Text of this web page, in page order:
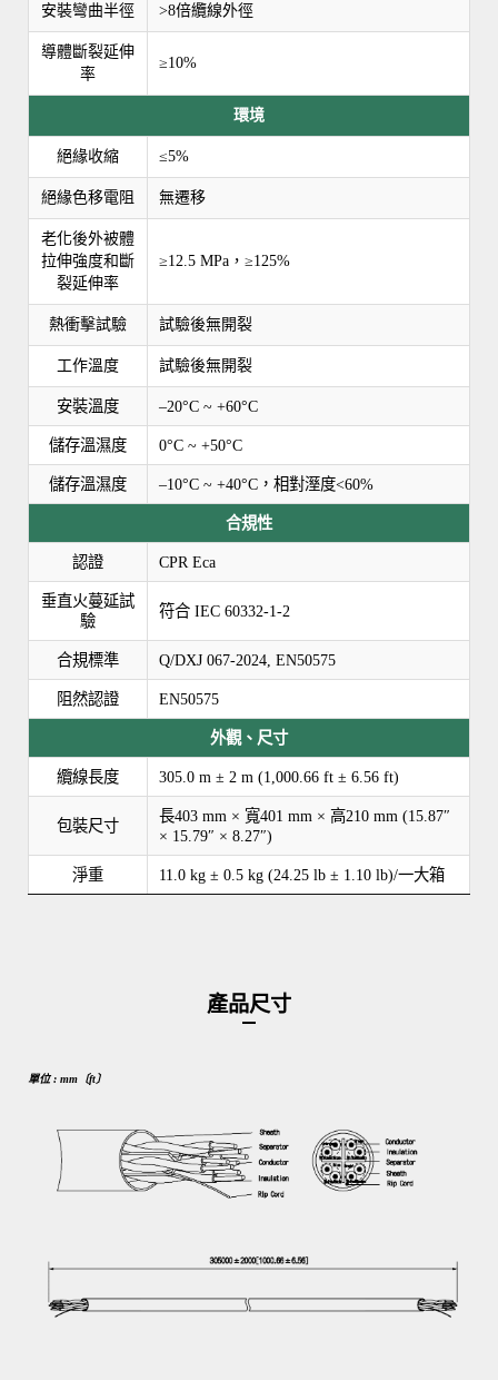
安裝彎曲半徑 >8倍纜線外徑
導體斷裂延伸
率
≥10%
環境
絕緣收縮 ≤5%
絕緣色移電阻 無遷移
老化後外被體
拉伸強度和斷
裂延伸率
≥12.5 MPa，≥125%
熱衝擊試驗 試驗後無開裂
工作溫度 試驗後無開裂
安裝溫度 –20°C ~ +60°C
儲存溫濕度 0°C ~ +50°C
儲存溫濕度 –10°C ~ +40°C，相對溼度<60%
合規性
認證 CPR Eca
垂直火蔓延試
驗
符合 IEC 60332-1-2
合規標準 Q/DXJ 067-2024, EN50575
阻然認證 EN50575
外觀、尺寸
纜線長度 305.0 m ± 2 m (1,000.66 ft ± 6.56 ft)
包裝尺寸
長403 mm × 寬401 mm × 高210 mm (15.87″
× 15.79″ × 8.27″)
淨重 11.0 kg ± 0.5 kg (24.25 lb ± 1.10 lb)/一大箱
產品尺寸
單位 : mm〔ft〕